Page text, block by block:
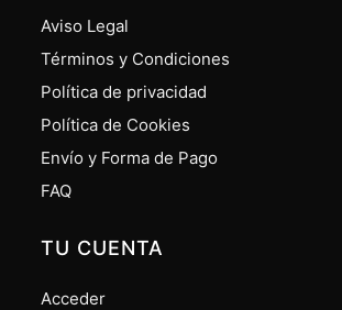
Aviso Legal
Términos y Condiciones
Política de privacidad
Política de Cookies
Envío y Forma de Pago
FAQ
TU CUENTA
Acceder